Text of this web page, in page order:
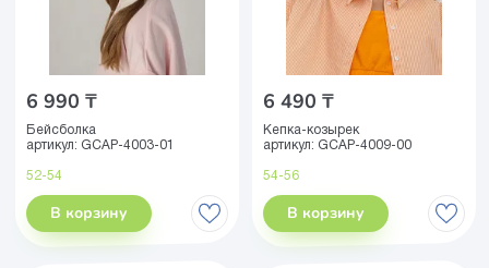
6 990 ₸
Бейсболка
артикул: GCAP-4003-01
52-54
В корзину
6 490 ₸
Кепка-козырек
артикул: GCAP-4009-00
54-56
В корзину